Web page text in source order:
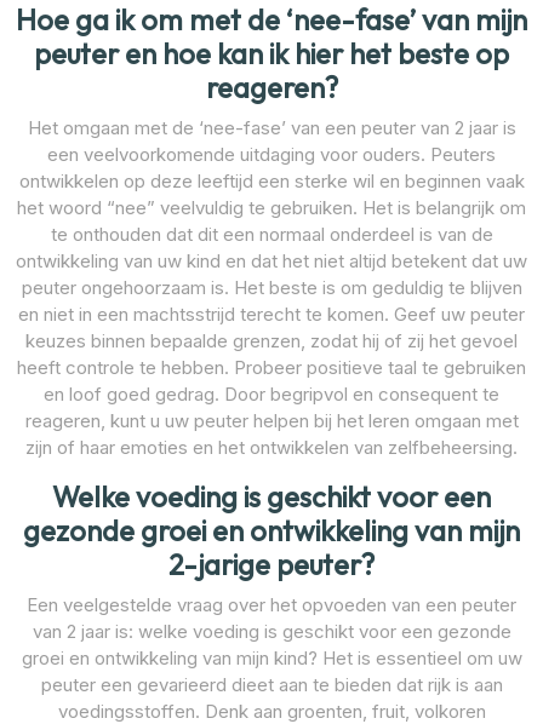
Hoe ga ik om met de ‘nee-fase’ van mijn
peuter en hoe kan ik hier het beste op
reageren?
Het omgaan met de ‘nee-fase’ van een peuter van 2 jaar is
een veelvoorkomende uitdaging voor ouders. Peuters
ontwikkelen op deze leeftijd een sterke wil en beginnen vaak
het woord “nee” veelvuldig te gebruiken. Het is belangrijk om
te onthouden dat dit een normaal onderdeel is van de
ontwikkeling van uw kind en dat het niet altijd betekent dat uw
peuter ongehoorzaam is. Het beste is om geduldig te blijven
en niet in een machtsstrijd terecht te komen. Geef uw peuter
keuzes binnen bepaalde grenzen, zodat hij of zij het gevoel
heeft controle te hebben. Probeer positieve taal te gebruiken
en loof goed gedrag. Door begripvol en consequent te
reageren, kunt u uw peuter helpen bij het leren omgaan met
zijn of haar emoties en het ontwikkelen van zelfbeheersing.
Welke voeding is geschikt voor een
gezonde groei en ontwikkeling van mijn
2-jarige peuter?
Een veelgestelde vraag over het opvoeden van een peuter
van 2 jaar is: welke voeding is geschikt voor een gezonde
groei en ontwikkeling van mijn kind? Het is essentieel om uw
peuter een gevarieerd dieet aan te bieden dat rijk is aan
voedingsstoffen. Denk aan groenten, fruit, volkoren